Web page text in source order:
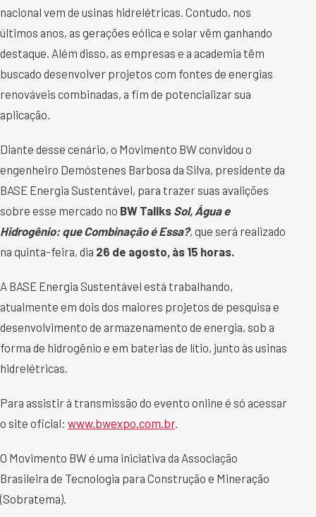
nacional vem de usinas hidrelétricas. Contudo, nos
últimos anos, as gerações eólica e solar vêm ganhando
destaque. Além disso, as empresas e a academia têm
buscado desenvolver projetos com fontes de energias
renováveis combinadas, a fim de potencializar sua
aplicação.
Diante desse cenário, o Movimento BW convidou o
engenheiro Demóstenes Barbosa da Silva, presidente da
BASE Energia Sustentável, para trazer suas avalições
sobre esse mercado no BW Tallks Sol, Água e
Hidrogênio: que Combinação é Essa?, que será realizado
na quinta-feira, dia 26 de agosto, às 15 horas.
A BASE Energia Sustentável está trabalhando,
atualmente em dois dos maiores projetos de pesquisa e
desenvolvimento de armazenamento de energia, sob a
forma de hidrogênio e em baterias de lítio, junto às usinas
hidrelétricas.
Para assistir à transmissão do evento online é só acessar
o site oficial: www.bwexpo.com.br.
O Movimento BW é uma iniciativa da Associação
Brasileira de Tecnologia para Construção e Mineração
(Sobratema).